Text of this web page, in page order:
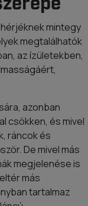
mintegy
megtalálhatók
az ízületekben,
azonban
csökken, és mivel
ráncok és
De mivel más
megjelenése is
más
tartalmaz